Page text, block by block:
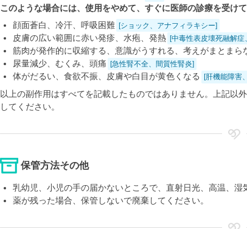
このような場合には、使用をやめて、すぐに医師の診療を受けて
顔面蒼白、冷汗、呼吸困難 [ショック、アナフィラキシー]
皮膚の広い範囲に赤い発疹、水疱、発熱 [中毒性表皮壊死融解
筋肉が発作的に収縮する、意識がうすれる、考えがまとまら
尿量減少、むくみ、頭痛 [急性腎不全、間質性腎炎]
体がだるい、食欲不振、皮膚や白目が黄色くなる [肝機能障害
以上の副作用はすべてを記載したものではありません。上記以
してください。
保管方法その他
乳幼児、小児の手の届かないところで、直射日光、高温、湿
薬が残った場合、保管しないで廃棄してください。